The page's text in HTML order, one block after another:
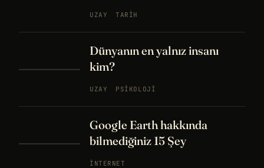
UZAY TARIH
Dünyanın en yalnız insanı
kim?
UZAY PSIKOLOJI
Google Earth hakkında
bilmediğiniz 15 Şey
İNTERNET